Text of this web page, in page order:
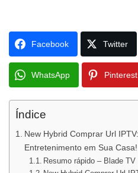
Facebook Twitter
WhatsApp Pinterest
Índice
New Hybrid Comprar Url
Entretenimento em Sua Casa!
Resumo rápido – Blade TV